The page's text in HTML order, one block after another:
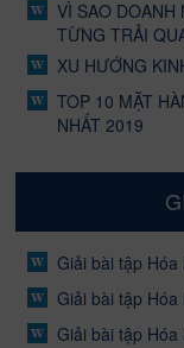
VÌ SAO DOANH
TỪNG TRẢI
XU HƯỚNG
TOP 10 MẶT
NHẤT 2019
Giải bài tập Hóa
Giải bài tập Hóa
Giải bài tập